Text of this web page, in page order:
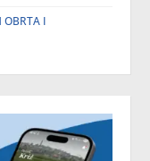
OBRTA I